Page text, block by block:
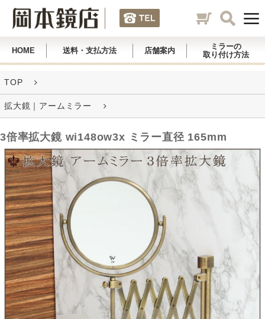
HOME 送料・支払方法 店舗案内
ミラーの
取り付け方法
TOP
拡大鏡｜アームミラー
3倍率拡大鏡 wi148ow3x ミラー直径 165mm